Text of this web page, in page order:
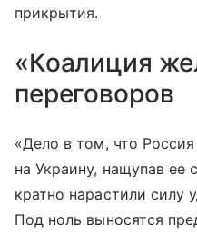
прикрытия.
«Коалиция
переговоров
«Дело в том, что
на Украину, нащупав ее
кратно нарастили силу
Под ноль выносятся